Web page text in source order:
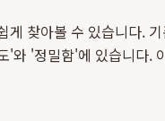
찾아볼 수 있습니다.
'와 '정밀함'에 있습니다.